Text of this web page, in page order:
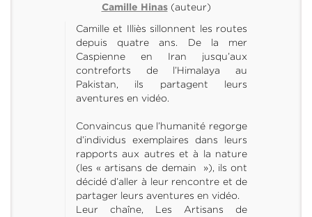
Camille Hinas(auteur)
Camille et Illiès sillonnent les routes
depuis quatre ans. De la mer
Caspienne en Iran jusqu’aux
contreforts de l’Himalaya au
Pakistan, ils partagent leurs
aventures en vidéo.
Convaincus que l’humanité regorge
d’individus exemplaires dans leurs
rapports aux autres et à la nature
(les « artisans de demain »), ils ont
décidé d’aller à leur rencontre et de
partager leurs aventures en vidéo.
Leur chaîne, Les Artisans de